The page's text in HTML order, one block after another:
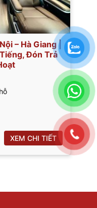
– Hà Giang |
Đón Trả
XEM CHI TIẾT